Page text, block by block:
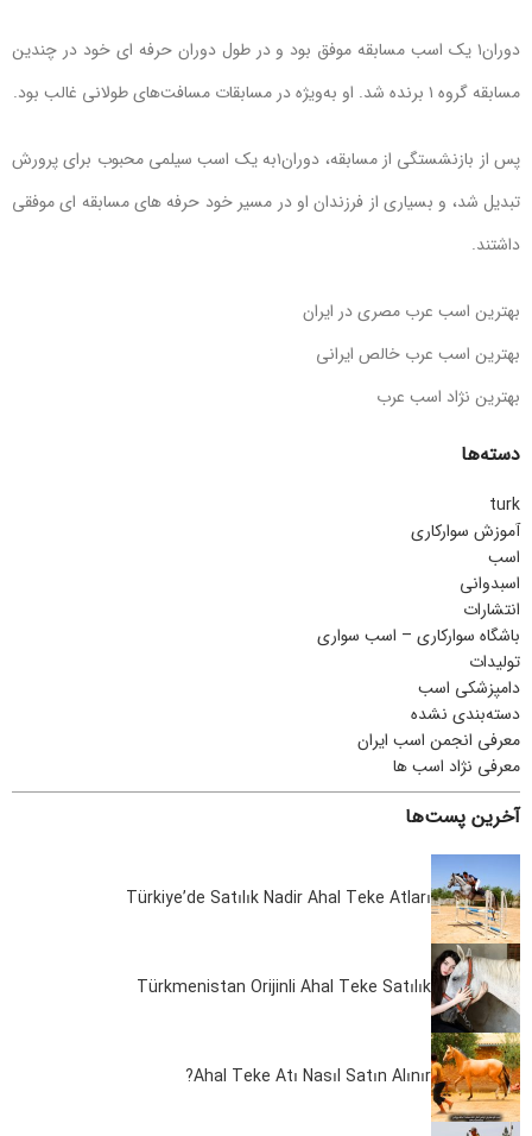
دوران۱ یک اسب مسابقه موفق بود و در طول دوران حرفه ای خود در چندین
مسابقه گروه ۱ برنده شد. او به‌ویژه در مسابقات مسافت‌های طولانی غالب بود.
پس از بازنشستگی از مسابقه، دوران۱به یک اسب سیلمی محبوب برای پرورش
تبدیل شد، و بسیاری از فرزندان او در مسیر خود حرفه های مسابقه ای موفقی
داشتند.
بهترین اسب عرب مصری در ایران
بهترین اسب عرب خالص ایرانی
بهترین نژاد اسب عرب
دسته‌ها
turk
آموزش سوارکاری
اسب
اسبدوانی
انتشارات
باشگاه سوارکاری – اسب سواری
تولیدات
دامپزشکی اسب
دسته‌بندی نشده
معرفی انجمن اسب ایران
معرفی نژاد اسب ها
آخرین پست‌ها
Türkiye’de Satılık Nadir Ahal Teke Atları
Türkmenistan Orijinli Ahal Teke Satılık
Ahal Teke Atı Nasıl Satın Alınır?